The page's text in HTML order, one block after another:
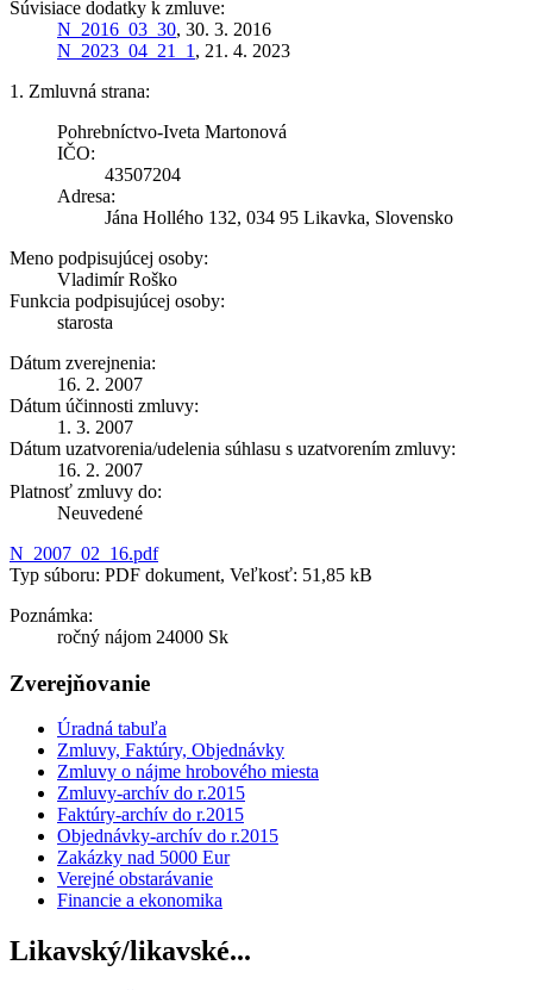
Súvisiace dodatky k zmluve:
N_2016_03_30, 30. 3. 2016
N_2023_04_21_1 , 21. 4. 2023
1. Zmluvná strana:
Pohrebníctvo-Iveta Martonová
IČO:
43507204
Adresa:
Jána Hollého 132, 034 95 Likavka, Slovensko
Meno podpisujúcej osoby:
Vladimír Roško
Funkcia podpisujúcej osoby:
starosta
Dátum zverejnenia:
16. 2. 2007
Dátum účinnosti zmluvy:
1. 3. 2007
Dátum uzatvorenia/udelenia súhlasu s uzatvorením zmluvy:
16. 2. 2007
Platnosť zmluvy do:
Neuvedené
N_2007_02_16.pdf
Typ súboru: PDF dokument, Veľkosť: 51,85 kB
Poznámka:
ročný nájom 24000 Sk
Zverejňovanie
Úradná tabuľa
Zmluvy, Faktúry, Objednávky
Zmluvy o nájme hrobového miesta
Zmluvy-archív do r.2015
Faktúry-archív do r.2015
Objednávky-archív do r.2015
Zakázky nad 5000 Eur
Verejné obstarávanie
Financie a ekonomika
Likavský/likavské...